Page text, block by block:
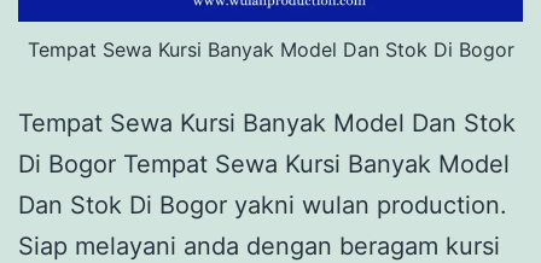
Tempat Sewa Kursi Banyak Model Dan Stok Di Bogor
Tempat Sewa Kursi Banyak Model Dan Stok
Di Bogor Tempat Sewa Kursi Banyak Model
Dan Stok Di Bogor yakni wulan production.
Siap melayani anda dengan beragam kursi